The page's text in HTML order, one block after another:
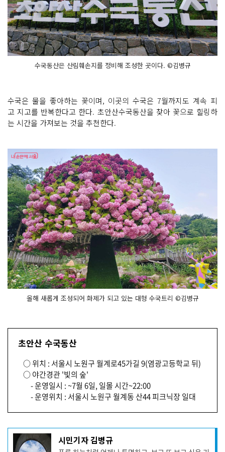
수국동산은 산림훼손지를 정비해 조성한 곳이다. ©김병규
수국은 물을 좋아하는 꽃이며, 이곳의 수국은 7월까지도 계속 피
고 지고를 반복한다고 한다. 초안산수국동산을 찾아 꽃으로 힐링하
는 시간을 가져보는 것을 추천한다.
올해 새롭게 조성되어 화제가 되고 있는 대형 수국트리 ©김병규
초안산 수국동산
○ 위치 : 서울시 노원구 월계로45가길 9(염광고등학교 뒤)
○ 야간경관 '빛의 숲'
- 운영일시 : ~7월 6일, 일몰 시간~22:00
- 운영위치 : 서울시 노원구 월계동 산44 피크닉장 일대
기
사 시민기자 김병규